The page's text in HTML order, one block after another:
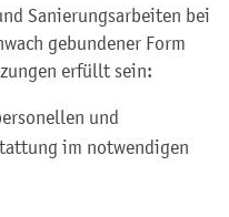
Sanierungsarbeiten bei
gebundener Form
erfüllt sein:
und
im notwendigen